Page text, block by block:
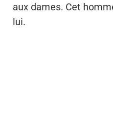
aux dames. Cet
lui.